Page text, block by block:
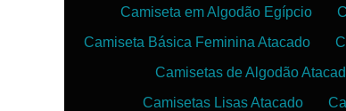
Camiseta em Algodão Egípcio
Camiseta Básica Feminina Atacado
Camisetas de Algodão
Camisetas Lisas Atacado